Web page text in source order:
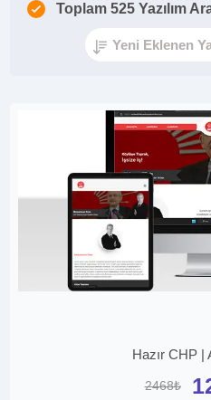
Toplam 525 Yazılım
Hazır CHP |
2468₺